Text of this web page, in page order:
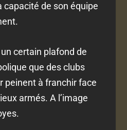
capacité de son équipe
certain plafond de
que des clubs
peinent à franchir face
armés. A l’image